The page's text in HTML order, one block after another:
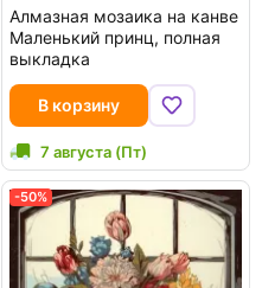
Алмазная мозаика на канве
Маленький принц, полная
выкладка
В корзину
7 августа (Пт)
-50%